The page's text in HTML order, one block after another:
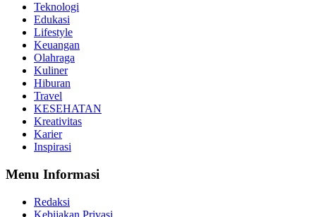
Teknologi
Edukasi
Lifestyle
Keuangan
Olahraga
Kuliner
Hiburan
Travel
KESEHATAN
Kreativitas
Karier
Inspirasi
Menu Informasi
Redaksi
Kebijakan Privasi